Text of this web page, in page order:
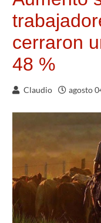
cerraron
48 %
Claudio agosto